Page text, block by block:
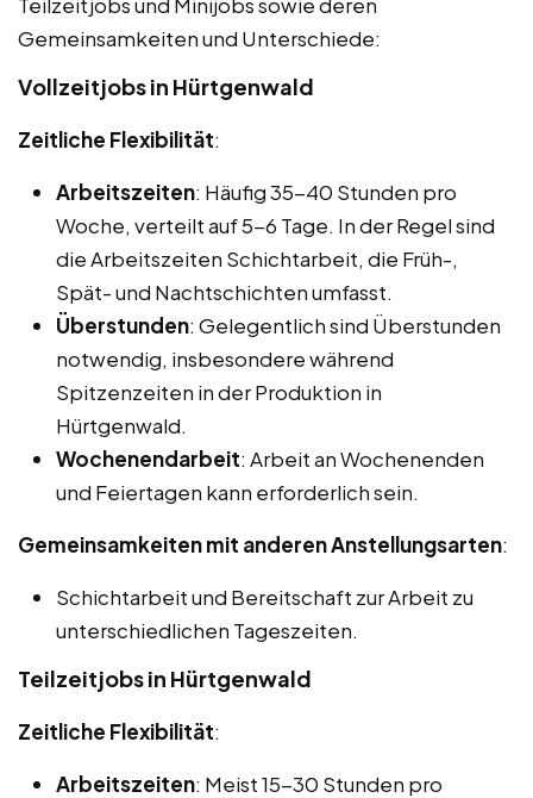
Gemeinsamkeiten und Unterschiede:
Vollzeitjobs in Hürtgenwald
Zeitliche Flexibilität:
Arbeitszeiten: Häufig 35-40 Stunden pro
Woche, verteilt auf 5-6 Tage. In der Regel sind
die Arbeitszeiten Schichtarbeit, die Früh-,
Spät- und Nachtschichten umfasst.
Überstunden: Gelegentlich sind Überstunden
notwendig, insbesondere während
Spitzenzeiten in der Produktion in
Hürtgenwald.
Wochenendarbeit: Arbeit an Wochenenden
und Feiertagen kann erforderlich sein.
Gemeinsamkeiten mit anderen Anstellungsarten:
Schichtarbeit und Bereitschaft zur Arbeit zu
unterschiedlichen Tageszeiten.
Teilzeitjobs in Hürtgenwald
Zeitliche Flexibilität:
Arbeitszeiten: Meist 15-30 Stunden pro